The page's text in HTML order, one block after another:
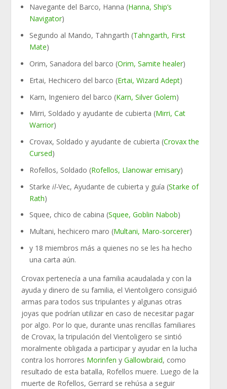
Navegante del Barco, Hanna (Hanna, Ship’s
Navigator)
Segundo al Mando, Tahngarth (Tahngarth, First
Mate)
Orim, Sanadora del barco (Orim, Samite healer)
Ertai, Hechicero del barco (Ertai, Wizard Adept)
Karn, Ingeniero del barco (Karn, Silver Golem)
Mirri, Soldado y ayudante de cubierta (Mirri, Cat
Warrior)
Crovax, Soldado y ayudante de cubierta (Crovax the
Cursed)
Rofellos, Soldado (Rofellos, Llanowar emisary)
Starkeil-Vec, Ayudante de cubierta y guía (Starke of
Rath)
Squee, chico de cabina (Squee, Goblin Nabob)
Multani, hechicero maro (Multani, Maro-sorcerer)
y 18 miembros más a quienes no se les ha hecho
una carta aún.
Crovax pertenecía a una familia acaudalada y con la
ayuda y dinero de su familia, el Vientoligero consiguió
armas para todos sus tripulantes y algunas otras
joyas que podrían utilizar en caso de necesitar pagar
por algo. Por lo que, durante unas rencillas familiares
de Crovax, la tripulación del Vientoligero se sintió
moralmente obligada a participar y ayudar en la lucha
contra los horrores Morinfen yGallowbraid, como
resultado de esta batalla, Rofellos muere. Luego de la
muerte de Rofellos, Gerrard se rehúsa a seguir